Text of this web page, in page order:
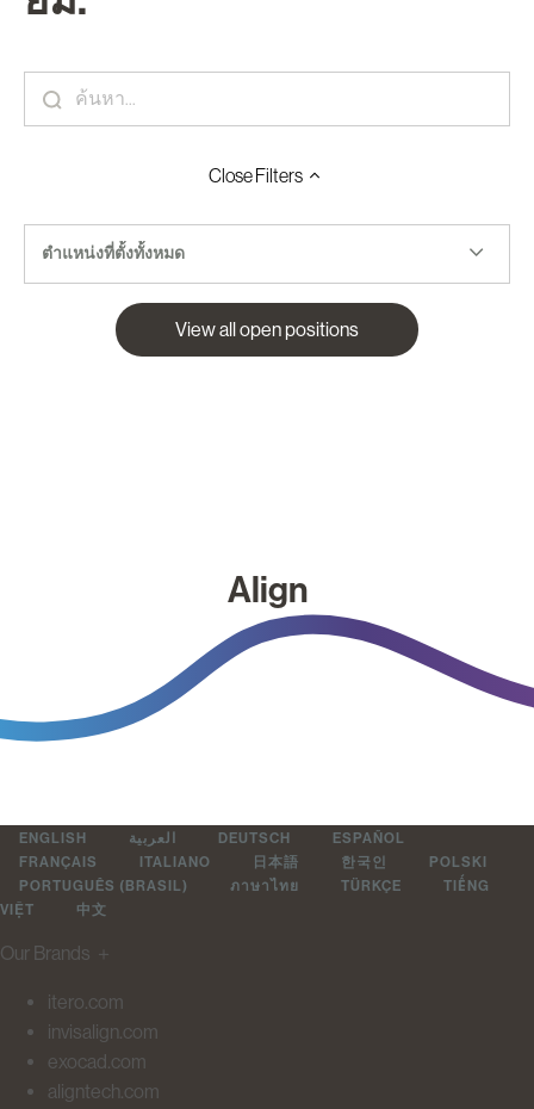
CloseFilters
ตำแหน่งที่ตั้งทั้งหมด
View all open positions
Align
ENGLISH العربية DEUTSCH
ESPAÑOL
FRANÇAIS
ITALIANO 日本語 한국인
POLSKI
PORTUGUÊS (BRASIL)
ภาษาไทย TÜRKÇE
TIẾNG
VIỆT
中文
Our Brands ＋
itero.com
invisalign.com
exocad.com
aligntech.com